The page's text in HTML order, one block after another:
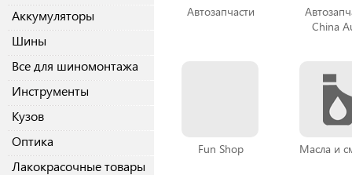
Аккумуляторы
Шины
Все для шиномонтажа
Инструменты
Кузов
Оптика
Лакокрасочные товары
Автозапчасти
China
Fun Shop Масла и